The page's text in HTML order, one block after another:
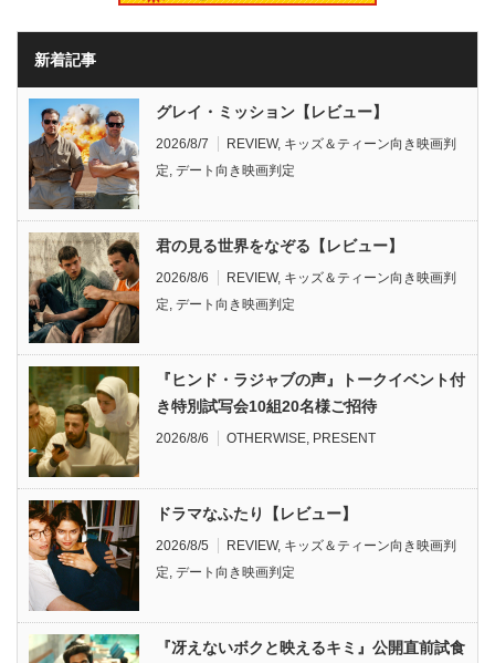
新着記事
グレイ・ミッション【レビュー】
2026/8/7 REVIEW, キッズ＆ティーン向き映画判
定 デート向き映画判定
君の見る世界をなぞる【レビュー】
2026/8/6 REVIEW, キッズ＆ティーン向き映画判
定 デート向き映画判定
『ヒンド・ラジャブの声』トークイベント付
き特別試写会10組20名様ご招待
2026/8/6 OTHERWISE PRESENT
ドラマなふたり【レビュー】
2026/8/5 REVIEW, キッズ＆ティーン向き映画判
定 デート向き映画判定
『冴えないボクと映えるキミ』公開直前試食